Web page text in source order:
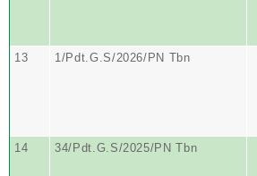
13 1/Pdt.G.S/2026/PN Tbn
14 34/Pdt.G.S/2025/PN Tbn